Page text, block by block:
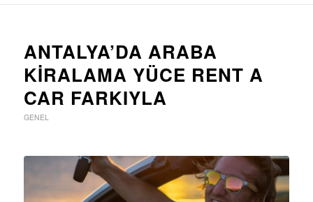
ANTALYA’DA ARABA
KIRALAMA YÜCE RENT A
CAR FARKIYLA
GENEL